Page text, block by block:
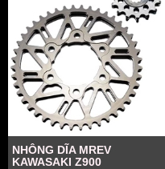
NHÔNG DĨA MREV
KAWASAKI Z900